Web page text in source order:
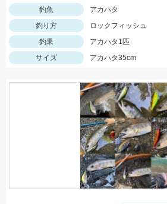
釣魚
アカハタ
釣り方
ロックフィッシュ
釣果
アカハタ1匹
サイズ
アカハタ35cm